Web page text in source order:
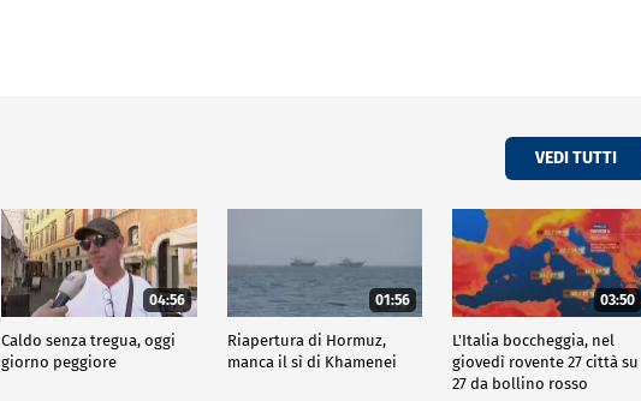
VEDI TUTTI
04:56
Caldo senza tregua, oggi
giorno peggiore
01:56
Riapertura di Hormuz,
manca il sì di Khamenei
03:50
L'Italia boccheggia, nel
giovedì rovente 27 città su
27 da bollino rosso